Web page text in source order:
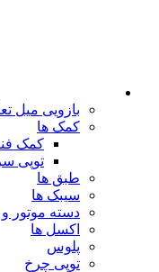
بازویی میل
کمک ها
کمک
توپی
طبق ها
سیبک ها
دسته موتور
اکسل ها
پلوس
توپی چرخ